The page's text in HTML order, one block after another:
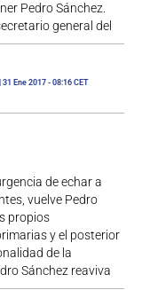
Pedro Sánchez.
general del
31 Ene 2017 - 08:16 CET
de echar a
vuelve Pedro
propios
y el posterior
de la
Sánchez reaviva